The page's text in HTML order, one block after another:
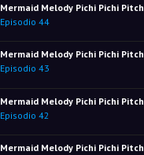
Mermaid Melody Pichi Pichi Pitch
Episodio 44
Mermaid Melody Pichi Pichi Pitch
Episodio 43
Mermaid Melody Pichi Pichi Pitch
Episodio 42
Mermaid Melody Pichi Pichi Pitch